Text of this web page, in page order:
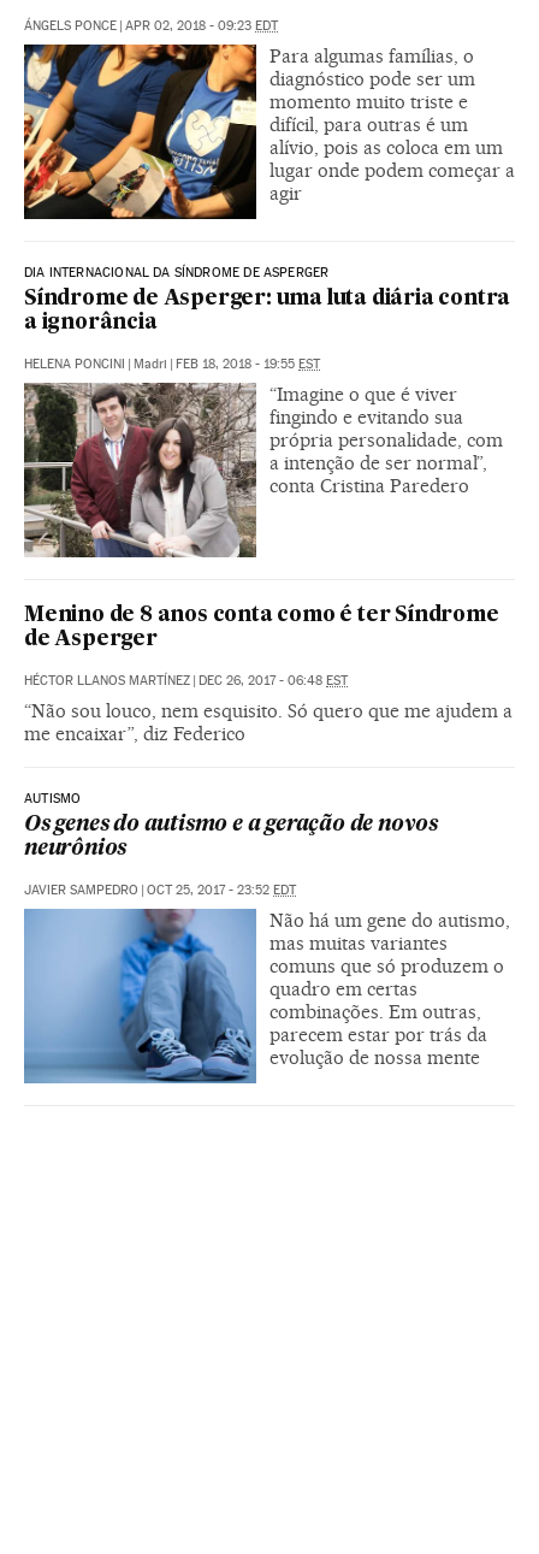
ÁNGELS PONCE | APR 02, 2018 - 09:23 EDT
Para algumas famílias, o
diagnóstico pode ser um
momento muito triste e
difícil, para outras é um
alívio, pois as coloca em um
lugar onde podem começar a
agir
DIA INTERNACIONAL DA SÍNDROME DE ASPERGER
Síndrome de Asperger: uma luta diária contra
a ignorância
HELENA PONCINI | Madri | FEB 18, 2018 - 19:55 EST
“Imagine o que é viver
fingindo e evitando sua
própria personalidade, com
a intenção de ser normal”,
conta Cristina Paredero
Menino de 8 anos conta como é ter Síndrome
de Asperger
HÉCTOR LLANOS MARTÍNEZ | DEC 26, 2017 - 06:48 EST
“Não sou louco, nem esquisito. Só quero que me ajudem a
me encaixar”, diz Federico
AUTISMO
Os genes do autismo e a geração de novos
neurônios
JAVIER SAMPEDRO | OCT 25, 2017 - 23:52 EDT
Não há um gene do autismo,
mas muitas variantes
comuns que só produzem o
quadro em certas
combinações. Em outras,
parecem estar por trás da
evolução de nossa mente